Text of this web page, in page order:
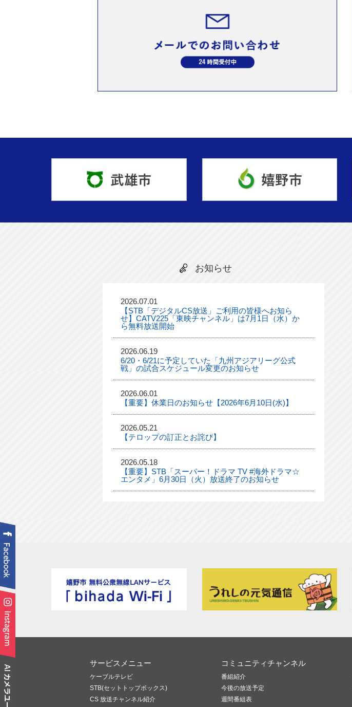
お知らせ
2026.07.01
【STB「デジタルCS放送」ご利用の皆様へお知ら
せ】CATV225「東映チャンネル」は7月1日（水）か
ら無料放送開始
2026.06.19
6/20・6/21に予定していた「九州アジアリーグ公式
戦」の試合スケジュール変更のお知らせ
2026.06.01
【重要】休業日のお知らせ【2026年6月10日(水)】
2026.05.21
【テロップの訂正とお詫び】
2026.05.18
【重要】STB「スーパー！ドラマ TV #海外ドラマ☆
エンタメ」6月30日（火）放送終了のお知らせ
サービスメニュー
ケーブルテレビ
STB(セットトップボックス)
CS 放送チャンネル紹介
コミュニティチャンネル
番組紹介
今後の放送予定
週間番組表